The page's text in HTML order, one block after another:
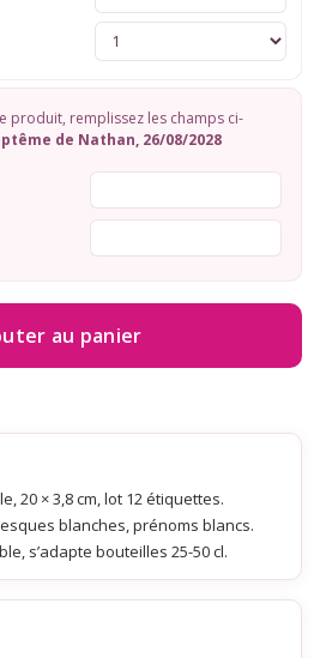
Créatifs
produit, remplissez les champs ci-
de Nathan, 26/08/2028
au panier
20 × 3,8 cm, lot 12 étiquettes.
blanches, prénoms blancs.
s’adapte bouteilles 25-50 cl.